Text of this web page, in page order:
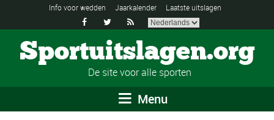
Info voor wedden Jaarkalender Laatste uitslagen
  
Sportuitslagen.org
De site voor alle sporten
Menu